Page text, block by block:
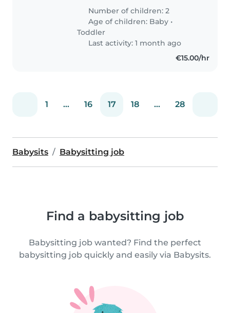
kümmert – einen Baby und
einen Kleinkind. Unsere Kinder
sind freundlich, sportlich und..
Number of children: 2
Age of children: Baby •
Toddler
Last activity: 1 month ago
€15.00/hr
1 ... 16 17 18 ... 28
Babysits Babysitting job
Find a babysitting job
Babysitting job wanted? Find the perfect
babysitting job quickly and easily via Babysits.